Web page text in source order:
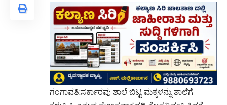
ಗಂಗಾವತಿ:ಸರ್ಕಾರವು ಶಾಲೆ ಬಿಟ್ಟ ಮಕ್ಕಳನ್ನು ಶಾಲೆಗೆ
ಕಳುಹಿಸಿ ಎನ್ನುವ ಘೋಷವಾಕ್ಯದಡಿ ಕೆಲಸನಿರ್ವಹಿಸಿದರೆ.
ಅದರೆ ಗುಂಡಮ್ಮ ಕ್ಯಾಂಪ್ 25ನೇ ವಾರ್ಡಿನ ಯುವಕರು
ಹಿರಿಯರು ಸೇರಿ ದಾಖಲಾತಿ ಹೆಚ್ಚಿಸಿ ಸರಕಾರಿ ಕಿರಿ